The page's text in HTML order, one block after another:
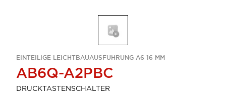
EINTEILIGE LEICHTBAUAUSFÜHRUNG A6 16 MM
AB6Q-A2PBC
DRUCKTASTENSCHALTER